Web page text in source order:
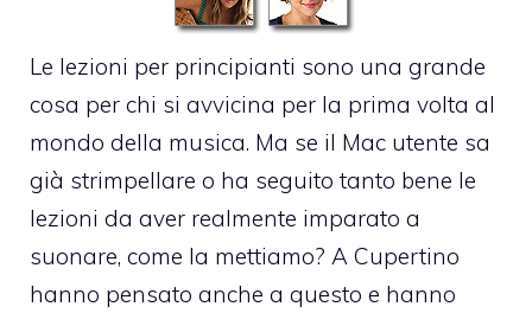
Le lezioni per principianti sono una grande
cosa per chi si avvicina per la prima volta al
mondo della musica. Ma se il Mac utente sa
già strimpellare o ha seguito tanto bene le
lezioni da aver realmente imparato a
suonare, come la mettiamo? A Cupertino
hanno pensato anche a questo e hanno